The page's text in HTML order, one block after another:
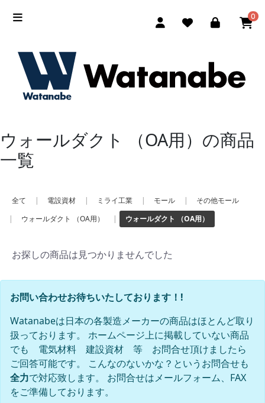
0
ウォールダクト （OA用）の商品
一覧
全て | 電設資材 | ミライ工業 | モール |
その他モール
|
ウォールダクト （OA用） | ウォールダクト （OA用）
お探しの商品は見つかりませんでした
お問い合わせお待ちいたしております！!
Watanabeは日本の各製造メーカーの商品はほとんど取り
扱っております。 ホームページ上に掲載していない商品
でも 電気材料 建設資材 等 お問合せ頂けましたら
ご回答可能です。 こんなのないかな？というお問合せも
全力で対応致します。 お問合せはメールフォーム、FAX
をご準備しております。